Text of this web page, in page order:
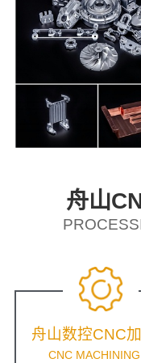
舟山
舟山数控CNC
CNC MACHINING